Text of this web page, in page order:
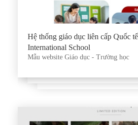
Hệ thống giáo dục liên cấp Quốc
International School
Mẫu website Giáo dục - Trường học